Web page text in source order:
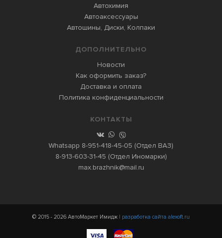
Автохимия
Автоаксессуары
Автошины, Диски, Колпаки
ДОПОЛНИТЕЛЬНО
Новости
Как оформить заказ?
Доставка и оплата
Политика конфиденциальности
КОНТАКТЫ
Whatsapp 8-951-418-45-05 (Отдел ВАЗ)
8-913-603-31-45 (Отдел Иномарки)
max.brazhnik@mail.ru
© 2015 - 2026 АвтоМаркет Имидж | разработка сайта alexoft.ru